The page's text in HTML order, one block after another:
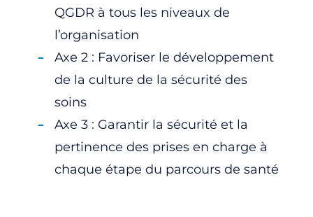
QGDR à tous les niveaux de
l’organisation
Axe 2 : Favoriser le développement
de la culture de la sécurité des
soins
Axe 3 : Garantir la sécurité et la
pertinence des prises en charge à
chaque étape du parcours de santé